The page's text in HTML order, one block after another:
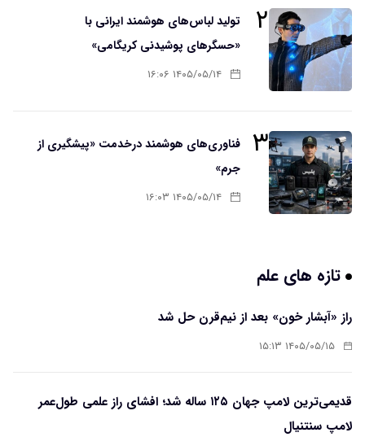
۲
تولید لباس‌های هوشمند ایرانی با
«حسگرهای پوشیدنی کریگامی»
۱۴۰۵/۰۵/۱۴ ۱۶:۰۶
۳
فناوری‌های هوشمند درخدمت «پیشگیری از
جرم»
۱۴۰۵/۰۵/۱۴ ۱۶:۰۳
تازه های علم
راز «آبشار خون» بعد از نیم‌قرن حل شد
۱۴۰۵/۰۵/۱۵ ۱۵:۱۳
قدیمی‌ترین لامپ جهان ۱۲۵ ساله شد؛ افشای راز علمی طول‌عمر
لامپ سنتنیال